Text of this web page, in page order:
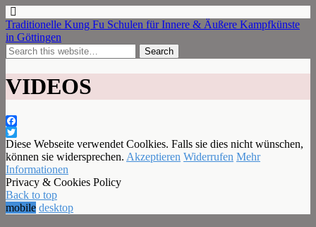
Traditionelle Kung Fu Schulen für Innere & Äußere Kampfkünste
in Göttingen
VIDEOS
Facebook
Twitter
Diese Webseite verwendet Coolkies. Falls sie dies nicht wünschen,
können sie widersprechen. Akzeptieren Widerrufen Mehr
Informationen
Privacy & Cookies Policy
Back to top
mobile desktop